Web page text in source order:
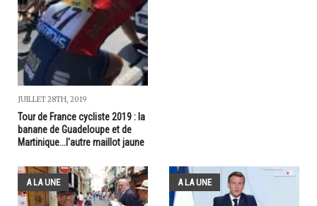
JUILLET 28TH, 2019
Tour de France cycliste 2019 : la
banane de Guadeloupe et de
Martinique...l'autre maillot jaune
A LA UNE A LA UNE